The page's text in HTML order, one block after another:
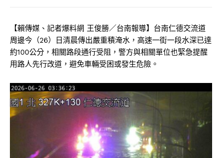
【賴傳媒、記者爆料網 王俊勝／台南報導】台南仁德交流道
周邊今（26）日清晨傳出嚴重積淹水，高速一街一段水深已達
約100公分，相關路段通行受阻，警方與相關單位也緊急提醒
用路人先行改道，避免車輛受困或發生危險。